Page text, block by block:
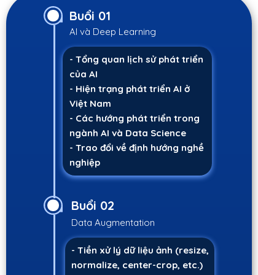
Buổi 02
Data Augmentation
- Tiền xử lý dữ liệu ảnh (resize,
normalize, center-crop, etc.)
AI và Deep Learning
- Tổng quan lịch sử phát triển
của AI
- Hiện trạng phát triển AI ở
Việt Nam
- Các hướng phát triển trong
ngành AI và Data Science
- Trao đổi về định hướng nghề
nghiệp
Buổi 01